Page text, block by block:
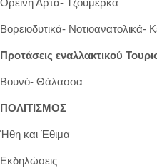
Ορεινή Άρτα- Τζουμέρκα
Βορειοδυτικά- Νοτιοανατολικά-
Προτάσεις εναλλακτικού
Βουνό- Θάλασσα
ΠΟΛΙΤΙΣΜΟΣ
Ήθη και Έθιμα
Εκδηλώσεις